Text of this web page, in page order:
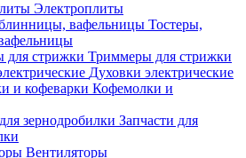
Электроплиты
Тостеры,
Триммеры для стрижки
Духовки электрические
Кофемолки и
Запчасти для
Вентиляторы